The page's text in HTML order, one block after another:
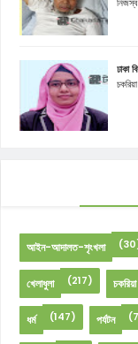
ঢাকা
আইন-আদালত-শৃংখলা
খেলাধুলা (217) চকরিয়া
ধর্ম (147) পর্যটন